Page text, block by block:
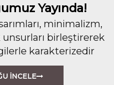
Yayında!
minimalizm,
birleştirerek
karakterizedir
İNCELE